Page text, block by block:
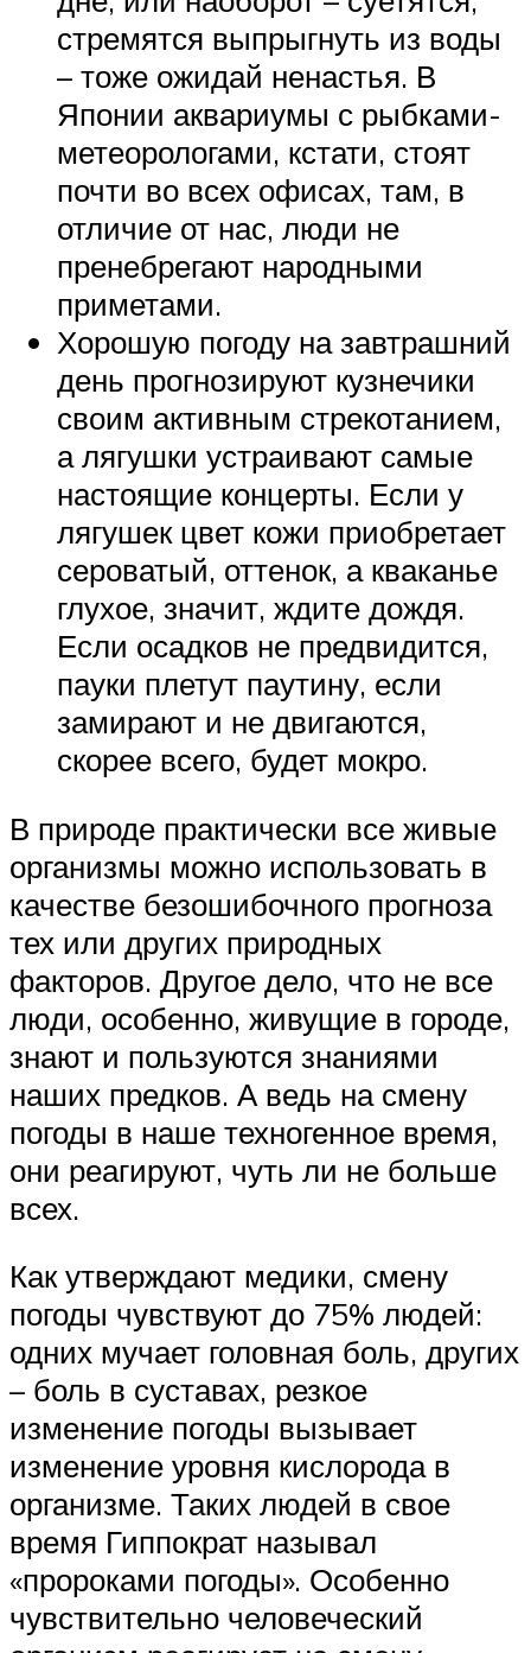
стремятся выпрыгнуть из воды
– тоже ожидай ненастья. В
Японии аквариумы с рыбками-
метеорологами, кстати, стоят
почти во всех офисах, там, в
отличие от нас, люди не
пренебрегают народными
приметами.
Хорошую погоду на завтрашний
день прогнозируют кузнечики
своим активным стрекотанием,
а лягушки устраивают самые
настоящие концерты. Если у
лягушек цвет кожи приобретает
сероватый, оттенок, а кваканье
глухое, значит, ждите дождя.
Если осадков не предвидится,
пауки плетут паутину, если
замирают и не двигаются,
скорее всего, будет мокро.
В природе практически все живые
организмы можно использовать в
качестве безошибочного прогноза
тех или других природных
факторов. Другое дело, что не все
люди, особенно, живущие в городе,
знают и пользуются знаниями
наших предков. А ведь на смену
погоды в наше техногенное время,
они реагируют, чуть ли не больше
всех.
Как утверждают медики, смену
погоды чувствуют до 75% людей:
одних мучает головная боль, других
– боль в суставах, резкое
изменение погоды вызывает
изменение уровня кислорода в
организме. Таких людей в свое
время Гиппократ называл
«пророками погоды». Особенно
чувствительно человеческий